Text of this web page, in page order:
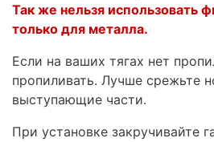
Так же нельзя использовать
только для металла.
Если на ваших тягах нет
пропиливать. Лучше срежьте
выступающие части.
При установке закручивайте